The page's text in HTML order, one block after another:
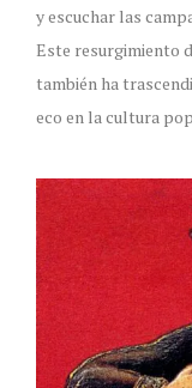
y escuchar las
Este resurgimiento
también ha
eco en la cultura